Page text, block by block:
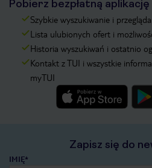
Pobierz bezpłatną aplikację
Szybkie wyszukiwanie i
Lista ulubionych ofert i
Historia wyszukiwań i ostatnio
Kontakt z TUI i wszystkie
myTUI
Zapisz się do
IMIĘ*